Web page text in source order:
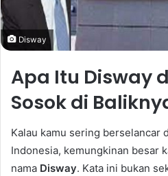
Disway
Apa Itu Disway
Sosok di
Kalau kamu sering berselancar
Indonesia, kemungkinan besar
nama Disway. Kata ini bukan